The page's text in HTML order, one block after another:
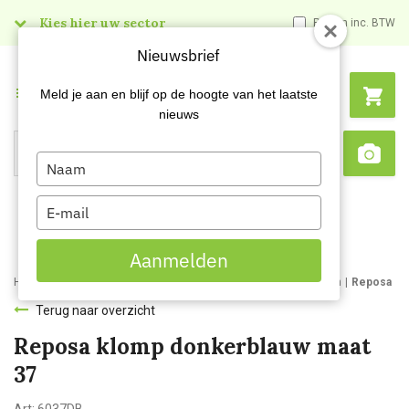
Kies hier uw sector Prijzen inc. BTW
Search
Menu
Home Webshop Werk- en veiligheidsschoenen Werkklompen Reposa
Terug naar overzicht
Reposa klomp donkerblauw maat
37
Nieuwsbrief
Meld je aan en blijf op de hoogte van het laatste
nieuws
Type
your
name
Type
your
email
Aanmelden